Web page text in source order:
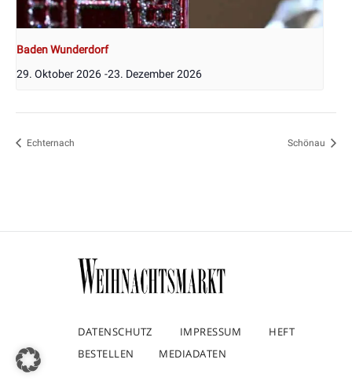
Baden Wunderdorf
29. Oktober 2026 -23. Dezember 2026
Echternach Schönau
DATENSCHUTZ IMPRESSUM
HEFT
BESTELLEN
MEDIADATEN